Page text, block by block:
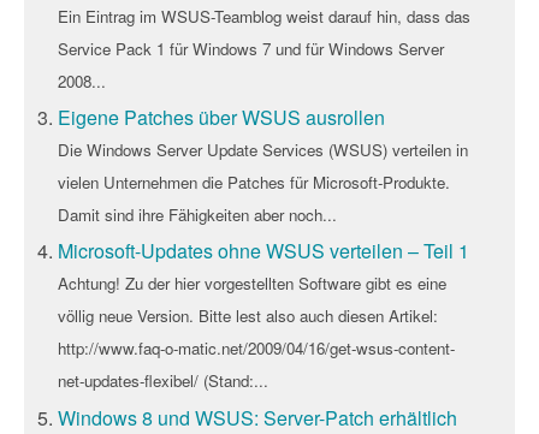
Ein Eintrag im WSUS-Teamblog weist darauf hin, dass das
Service Pack 1 für Windows 7 und für Windows Server
2008...
Eigene Patches über WSUS ausrollen
Die Windows Server Update Services (WSUS) verteilen in
vielen Unternehmen die Patches für Microsoft-Produkte.
Damit sind ihre Fähigkeiten aber noch...
Microsoft-Updates ohne WSUS verteilen – Teil 1
Achtung! Zu der hier vorgestellten Software gibt es eine
völlig neue Version. Bitte lest also auch diesen Artikel:
http://www.faq-o-matic.net/2009/04/16/get-wsus-content-
net-updates-flexibel/ (Stand:...
Windows 8 und WSUS: Server-Patch erhältlich